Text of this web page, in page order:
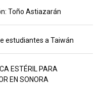
Toño Astiazarán
estudiantes a Taiwán
ESTÉRIL PARA
EN SONORA